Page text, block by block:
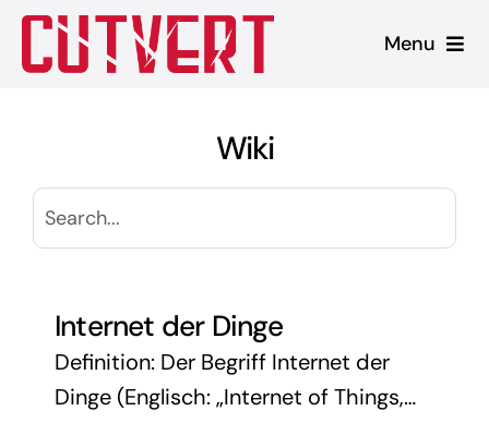
Zum
Inhalt
Menu
Blog
Wiki
Internet der Dinge
Definition: Der Begriff Internet der
Dinge (Englisch: „Internet of Things,